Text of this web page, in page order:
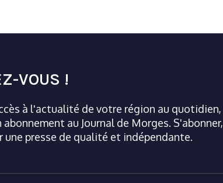
VOUS !
à l'actualité de votre région au quotidien,
abonnement au Journal de Morges. S'abonner,
une presse de qualité et indépendante.